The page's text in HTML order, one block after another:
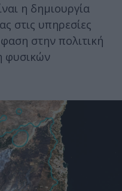
η δημιουργία
στις υπηρεσίες
στην πολιτική
φυσικών